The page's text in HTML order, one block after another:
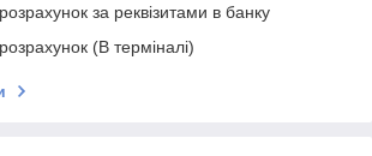
за реквізитами в банку
(В терміналі)